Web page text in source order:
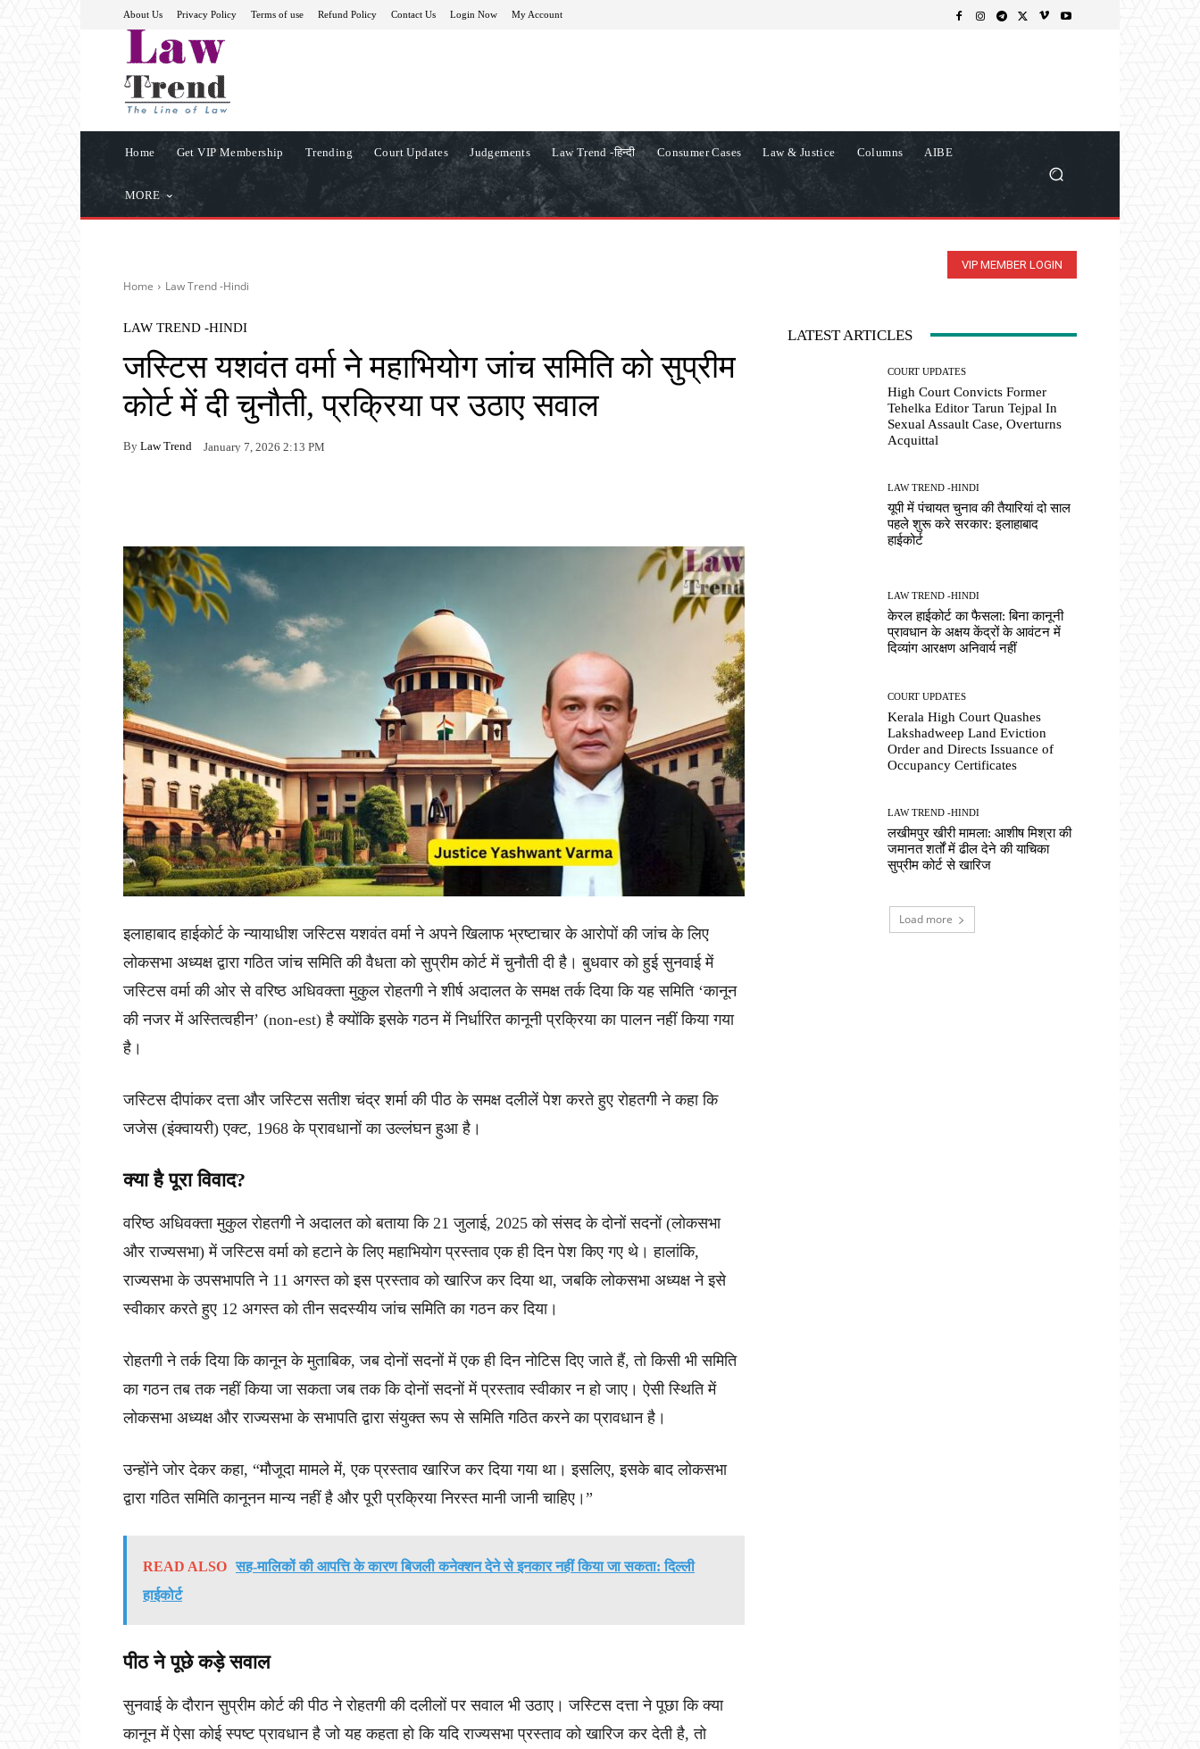
About Us Privacy Policy Terms of use Refund Policy Contact Us Login Now My Account
Home Get VIP Membership Trending Court Updates Judgements Law Trend -हिन्दी Consumer Cases Law & Justice Columns AIBE
MORE
VIP MEMBER LOGIN
Home Law Trend -Hindi
LAW TREND -HINDI
जस्टिस यशवंत वर्मा ने महाभियोग जांच समिति को सुप्रीम
कोर्ट में दी चुनौती, प्रक्रिया पर उठाए सवाल
By Law Trend January 7, 2026 2:13 PM
इलाहाबाद हाईकोर्ट के न्यायाधीश जस्टिस यशवंत वर्मा ने अपने खिलाफ भ्रष्टाचार के आरोपों की जांच के लिए
लोकसभा अध्यक्ष द्वारा गठित जांच समिति की वैधता को सुप्रीम कोर्ट में चुनौती दी है। बुधवार को हुई सुनवाई में
जस्टिस वर्मा की ओर से वरिष्ठ अधिवक्ता मुकुल रोहतगी ने शीर्ष अदालत के समक्ष तर्क दिया कि यह समिति ‘कानून
की नजर में अस्तित्वहीन’ (non-est) है क्योंकि इसके गठन में निर्धारित कानूनी प्रक्रिया का पालन नहीं किया गया
है।
जस्टिस दीपांकर दत्ता और जस्टिस सतीश चंद्र शर्मा की पीठ के समक्ष दलीलें पेश करते हुए रोहतगी ने कहा कि
जजेस (इंक्वायरी) एक्ट, 1968 के प्रावधानों का उल्लंघन हुआ है।
क्या है पूरा विवाद?
वरिष्ठ अधिवक्ता मुकुल रोहतगी ने अदालत को बताया कि 21 जुलाई, 2025 को संसद के दोनों सदनों (लोकसभा
और राज्यसभा) में जस्टिस वर्मा को हटाने के लिए महाभियोग प्रस्ताव एक ही दिन पेश किए गए थे। हालांकि,
राज्यसभा के उपसभापति ने 11 अगस्त को इस प्रस्ताव को खारिज कर दिया था, जबकि लोकसभा अध्यक्ष ने इसे
स्वीकार करते हुए 12 अगस्त को तीन सदस्यीय जांच समिति का गठन कर दिया।
रोहतगी ने तर्क दिया कि कानून के मुताबिक, जब दोनों सदनों में एक ही दिन नोटिस दिए जाते हैं, तो किसी भी समिति
का गठन तब तक नहीं किया जा सकता जब तक कि दोनों सदनों में प्रस्ताव स्वीकार न हो जाए। ऐसी स्थिति में
लोकसभा अध्यक्ष और राज्यसभा के सभापति द्वारा संयुक्त रूप से समिति गठित करने का प्रावधान है।
उन्होंने जोर देकर कहा, “मौजूदा मामले में, एक प्रस्ताव खारिज कर दिया गया था। इसलिए, इसके बाद लोकसभा
द्वारा गठित समिति कानूनन मान्य नहीं है और पूरी प्रक्रिया निरस्त मानी जानी चाहिए।”
READ ALSO सह-मालिकों की आपत्ति के कारण बिजली कनेक्शन देने से इनकार नहीं किया जा सकता: दिल्ली
हाईकोर्ट
पीठ ने पूछे कड़े सवाल
सुनवाई के दौरान सुप्रीम कोर्ट की पीठ ने रोहतगी की दलीलों पर सवाल भी उठाए। जस्टिस दत्ता ने पूछा कि क्या
कानून में ऐसा कोई स्पष्ट प्रावधान है जो यह कहता हो कि यदि राज्यसभा प्रस्ताव को खारिज कर देती है, तो
LATEST ARTICLES
COURT UPDATES
High Court Convicts Former
Tehelka Editor Tarun Tejpal In
Sexual Assault Case, Overturns
Acquittal
LAW TREND -HINDI
यूपी में पंचायत चुनाव की तैयारियां दो साल
पहले शुरू करे सरकार: इलाहाबाद
हाईकोर्ट
LAW TREND -HINDI
केरल हाईकोर्ट का फैसला: बिना कानूनी
प्रावधान के अक्षय केंद्रों के आवंटन में
दिव्यांग आरक्षण अनिवार्य नहीं
COURT UPDATES
Kerala High Court Quashes
Lakshadweep Land Eviction
Order and Directs Issuance of
Occupancy Certificates
LAW TREND -HINDI
लखीमपुर खीरी मामला: आशीष मिश्रा की
जमानत शर्तों में ढील देने की याचिका
सुप्रीम कोर्ट से खारिज
Load more